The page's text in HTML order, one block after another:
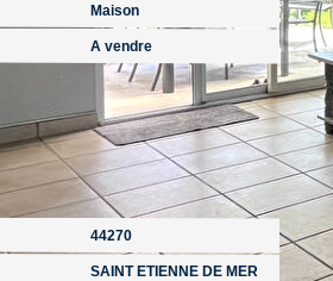
Maison
A vendre
44270
SAINT ETIENNE DE MER